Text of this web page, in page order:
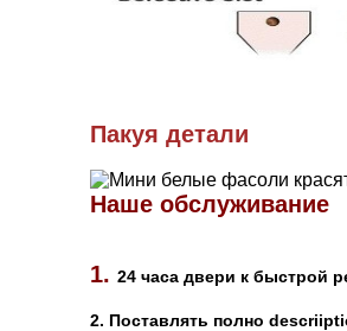
Пакуя детали
Наше обслуживание
1. 24 часа двери к быстрой
2. Поставлять полно